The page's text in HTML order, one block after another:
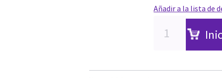
Añadir a la lista de